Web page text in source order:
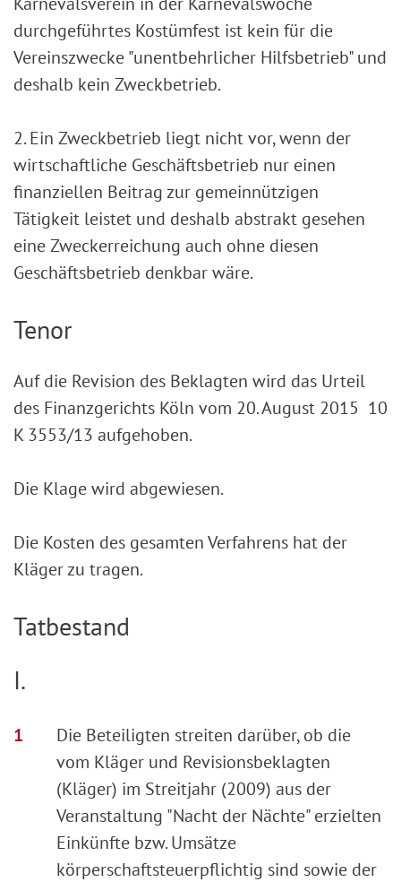
durchgeführtes Kostümfest ist kein für die
Vereinszwecke "unentbehrlicher Hilfsbetrieb" und
deshalb kein Zweckbetrieb.
2. Ein Zweckbetrieb liegt nicht vor, wenn der
wirtschaftliche Geschäftsbetrieb nur einen
finanziellen Beitrag zur gemeinnützigen
Tätigkeit leistet und deshalb abstrakt gesehen
eine Zweckerreichung auch ohne diesen
Geschäftsbetrieb denkbar wäre.
Tenor
Auf die Revision des Beklagten wird das Urteil
des Finanzgerichts Köln vom 20. August 2015 10
K 3553/13 aufgehoben.
Die Klage wird abgewiesen.
Die Kosten des gesamten Verfahrens hat der
Kläger zu tragen.
Tatbestand
I.
Die Beteiligten streiten darüber, ob die
vom Kläger und Revisionsbeklagten
(Kläger) im Streitjahr (2009) aus der
Veranstaltung "Nacht der Nächte" erzielten
Einkünfte bzw. Umsätze
körperschaftsteuerpflichtig sind sowie der